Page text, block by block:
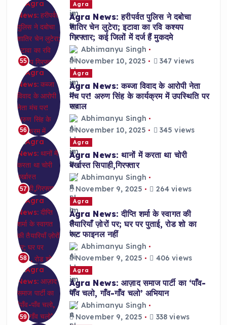
55
Agra
Agra News: हरीपर्वत पुलिस ने दबोचा
शातिर चेन लुटेरा; इटावा का रवि कश्यप
गिरफ्तार; कई जिलों में दर्ज हैं मुकदमे
Abhimanyu Singh
November 10, 2025
347 views
56
Agra
Agra News: कब्जा विवाद के आरोपी नेता
मंच पर! अरुण सिंह के कार्यक्रम में उपस्थिति पर
सवाल
Abhimanyu Singh
November 10, 2025
345 views
57
Agra
Agra News: थानों में करता था चोरी
बर्खास्त सिपाही,गिरफ्तार
Abhimanyu Singh
November 9, 2025
264 views
58
Agra
Agra News: दीप्ति शर्मा के स्वागत की
तैयारियाँ ज़ोरों पर; घर पर पुताई, रोड शो का
रूट फाइनल नहीं
Abhimanyu Singh
November 9, 2025
406 views
59
Agra
Agra News: आज़ाद समाज पार्टी का ‘पाँव-
पाँव चलो, गाँव-गाँव चलो’ अभियान
Abhimanyu Singh
November 9, 2025
338 views